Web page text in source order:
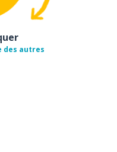
des autres